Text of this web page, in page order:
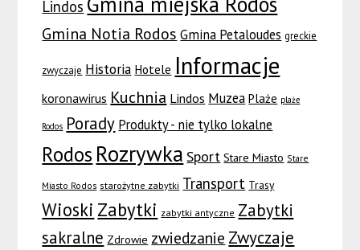
Lindos
Gmina Notia Rodos Gmina Petaloudes greckie
zwyczaje Historia Hotele Informacje
koronawirus Kuchnia Lindos Muzea Plaże plaże
Rodos Porady Produkty - nie tylko lokalne
Rodos Rozrywka Sport Stare Miasto Stare
Miasto Rodos starożytne zabytki Transport Trasy
Wioski Zabytki zabytki antyczne Zabytki
sakralne Zdrowie zwiedzanie Zwyczaje